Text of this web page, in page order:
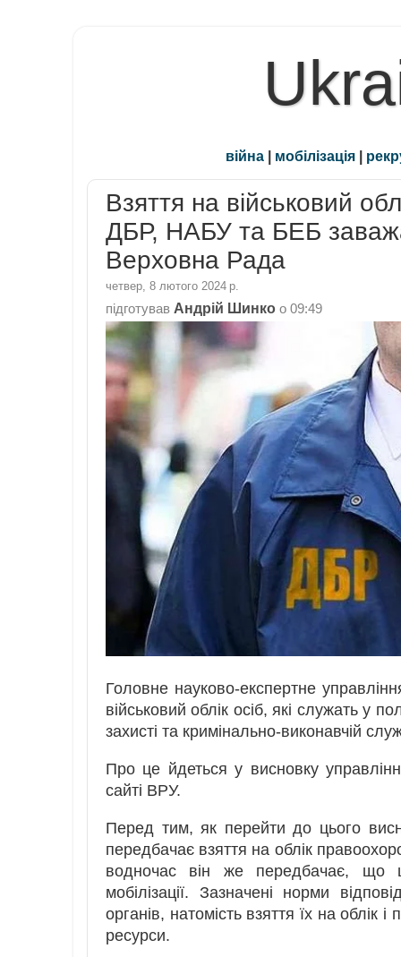
війна | мобілізація |
Взяття на військовий
ДБР, НАБУ та БЕБ
Верховна Рада
четвер, 8 лютого 2024 р.
підготував Андрій Шинко о 09:49
Головне науково-експертне
військовий облік осіб, які служать у
захисті та кримінально-виконавчій
Про це йдеться у висновку
сайті ВРУ.
Перед тим, як перейти до цього
передбачає взяття на облік
водночас він же передбачає, що
мобілізації. Зазначені норми
органів, натомість взяття їх на
ресурси.